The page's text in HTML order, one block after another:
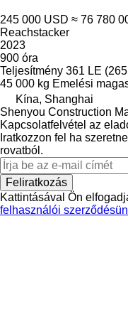
245 000 USD ≈ 76 780
Reachstacker
2023
900 óra
Teljesítmény 361 LE
45 000 kg Emelési
Kína, Shanghai
Shenyou Construction
Kapcsolatfelvétel az
Iratkozzon fel ha
rovatból.
Feliratkozás
Kattintásával Ön
felhasználói